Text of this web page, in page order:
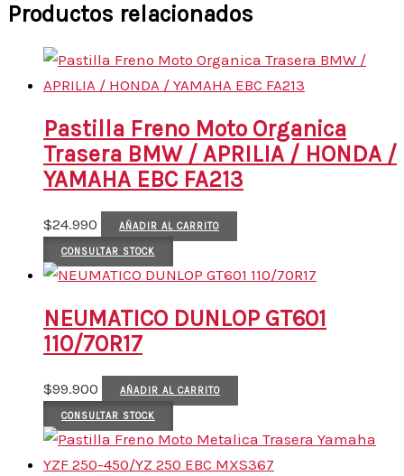
Productos relacionados
Pastilla Freno Moto Organica
Trasera BMW / APRILIA / HONDA /
YAMAHA EBC FA213
$24.990 AÑADIR AL CARRITO
CONSULTAR STOCK
NEUMATICO DUNLOP GT601
110/70R17
$99.900 AÑADIR AL CARRITO
CONSULTAR STOCK